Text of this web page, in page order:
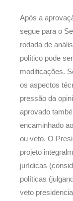
Após a
segue para o
rodada de
político pode
modificações.
os aspectos
pressão da
aprovado
encaminhado
ou veto. O
projeto
jurídicas
políticas
veto